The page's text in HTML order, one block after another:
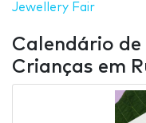
Jewellery Fair
Calendário de
Crianças em